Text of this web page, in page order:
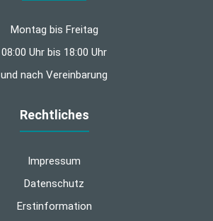
Montag bis Freitag
08:00 Uhr bis 18:00 Uhr
und nach Vereinbarung
Rechtliches
Impressum
Datenschutz
Erstinformation